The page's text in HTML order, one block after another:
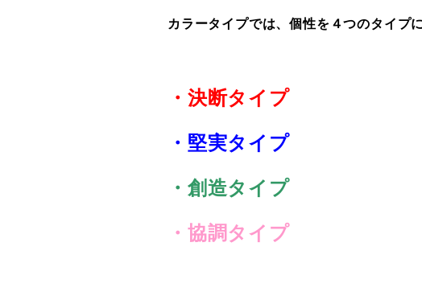
カラータイプでは、個性を４つのタイプ
・決断タイプ
・堅実タイプ
・創造タイプ
・協調タイプ